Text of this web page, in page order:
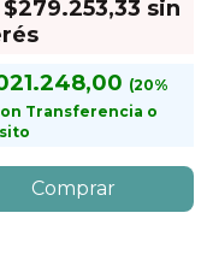
$279.253,33 sin
Transferencia o